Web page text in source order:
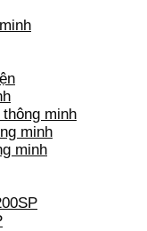
minh
minh
minh